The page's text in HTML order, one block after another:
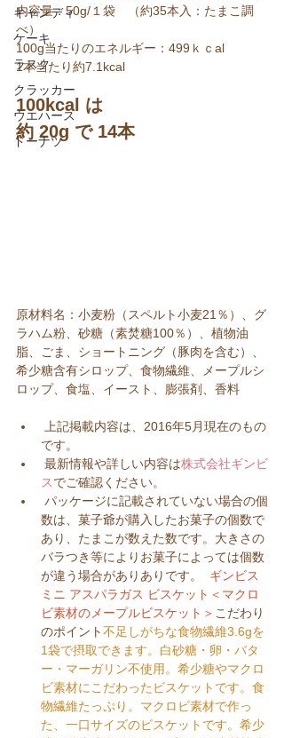
キャンディ
ケーキ
ラスク
クラッカー
ウエハース
ドーナツ
内容量：50g/１袋　（約35本入：たまこ調
べ）
100g当たりのエネルギー：499ｋｃal
1本当たり約7.1kcal
100kcal は
約 20g で 14本
原材料名：小麦粉（スペルト小麦21％）、グ
ラハム粉、砂糖（素焚糖100％）、植物油
脂、ごま、ショートニング（豚肉を含む）、
希少糖含有シロップ、食物繊維、メープルシ
ロップ、食塩、イースト、膨張剤、香料
です。
最新情報や詳しい内容は株式会社ギンビ
スでご確認ください。
数は、菓子爺が購入したお菓子の個数で
あり、たまこが数えた数です。大きさの
バラつき等によりお菓子によっては個数
が違う場合がありありです。 ギンビス
ミニ アスパラガス ビスケット＜マクロ
ビ素材のメープルビスケット＞ こだわり
のポイント不足しがちな食物繊維3.6gを
1袋で摂取できます。白砂糖・卵・バタ
ー・マーガリン不使用。希少糖やマクロ
ビ素材にこだわったビスケットです。食
物繊維たっぷり。マクロビ素材で作っ
た、一口サイズのビスケットです。希少